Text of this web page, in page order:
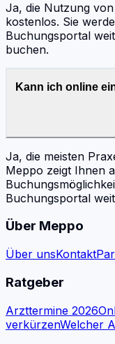
Ja, die Nutzung
kostenlos. Sie
Buchungsportal
buchen.
Kann ich online
Ja, die meisten
Meppo zeigt Ihnen
Buchungsportal
Über Meppo
Über unsKontakt
Ratgeber
Arzttermine 2026
verkürzenWelcher